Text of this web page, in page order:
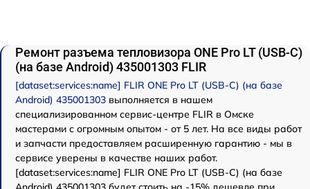
Ремонт разъема тепловизора ONE Pro LT (USB-C)
(на базе Android) 435001303 FLIR
[dataset:services:name] FLIR ONE Pro LT (USB-C) (на базе
Android) 435001303 выполняется в нашем
специализированном сервис-центре FLIR в Омске
мастерами с огромным опытом - от 5 лет. На все виды работ
и запчасти предоставляем расширенную гарантию - мы в
сервисе уверены в качестве наших работ.
[dataset:services:name] FLIR ONE Pro LT (USB-C) (на базе